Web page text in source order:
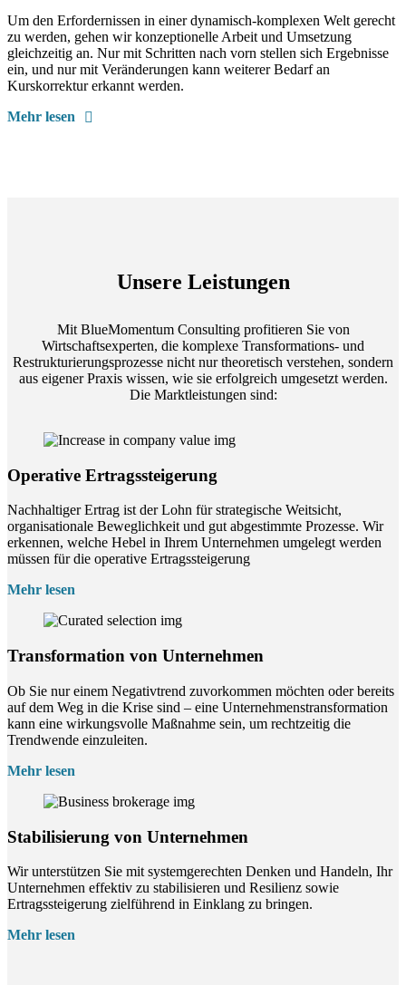
Um den Erfordernissen in einer dynamisch-komplexen Welt gerecht
zu werden, gehen wir konzeptionelle Arbeit und Umsetzung
gleichzeitig an. Nur mit Schritten nach vorn stellen sich Ergebnisse
ein, und nur mit Veränderungen kann weiterer Bedarf an
Kurskorrektur erkannt werden.
Mehr lesen
Unsere Leistungen
Mit BlueMomentum Consulting profitieren Sie von
Wirtschaftsexperten, die komplexe Transformations- und
Restrukturierungsprozesse nicht nur theoretisch verstehen, sondern
aus eigener Praxis wissen, wie sie erfolgreich umgesetzt werden.
Die Marktleistungen sind:
Operative Ertragssteigerung
Nachhaltiger Ertrag ist der Lohn für strategische Weitsicht,
organisationale Beweglichkeit und gut abgestimmte Prozesse. Wir
erkennen, welche Hebel in Ihrem Unternehmen umgelegt werden
müssen für die operative Ertragssteigerung
Mehr lesen
Transformation von Unternehmen
Ob Sie nur einem Negativtrend zuvorkommen möchten oder bereits
auf dem Weg in die Krise sind – eine Unternehmenstransformation
kann eine wirkungsvolle Maßnahme sein, um rechtzeitig die
Trendwende einzuleiten.
Mehr lesen
Stabilisierung von Unternehmen
Wir unterstützen Sie mit systemgerechten Denken und Handeln, Ihr
Unternehmen effektiv zu stabilisieren und Resilienz sowie
Ertragssteigerung zielführend in Einklang zu bringen.
Mehr lesen